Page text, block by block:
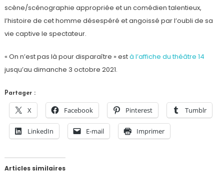
scène/scénographie appropriée et un comédien talentieux,
l’histoire de cet homme désespéré et angoissé par l’oubli de sa
vie captive le spectateur.
« On n’est pas là pour disparaître » està l’affiche du théâtre 14
jusqu’au dimanche 3 octobre 2021.
Partager :
X Facebook Pinterest Tumblr
LinkedIn E-mail Imprimer
Articles similaires